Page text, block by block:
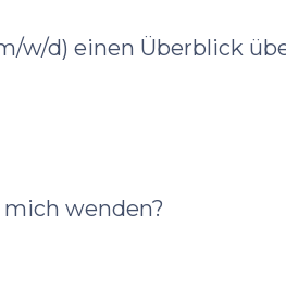
w/d) einen Überblick
wenden?